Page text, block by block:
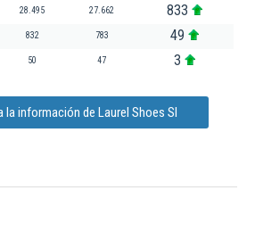
28.495 27.662 833
832 783 49
50 47 3
la información de Laurel Shoes Sl